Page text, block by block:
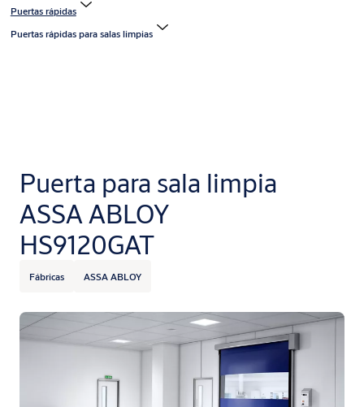
Puertas rápidas
Puertas rápidas para salas limpias
Puerta para sala limpia
ASSA ABLOY
HS9120GAT
Fábricas ASSA ABLOY